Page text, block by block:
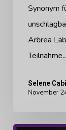
Synonym
Arbrea
Teilnahme...
Selene
November